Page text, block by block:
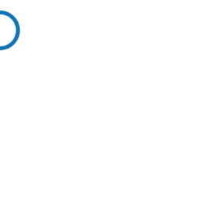
DETAILNÉ INFORMÁCIE